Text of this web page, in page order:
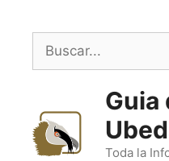
contenido
Buscar:
Guia
Toda la